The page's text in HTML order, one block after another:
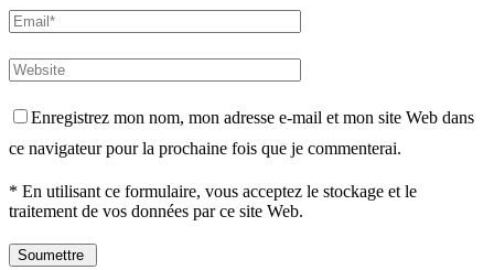
Enregistrez mon nom, mon adresse e-mail et mon site Web dans
ce navigateur pour la prochaine fois que je commenterai.
* En utilisant ce formulaire, vous acceptez le stockage et le
traitement de vos données par ce site Web.